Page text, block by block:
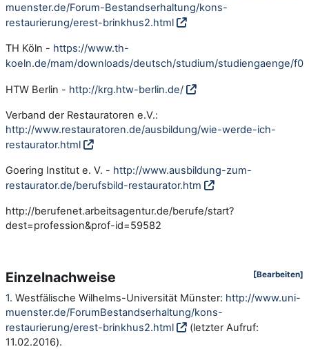
muenster.de/Forum-Bestandserhaltung/kons-
restaurierung/erest-brinkhus2.html
TH Köln - https://www.th-
koeln.de/mam/downloads/deutsch/studium/studiengaenge/
HTW Berlin - http://krg.htw-berlin.de/
Verband der Restauratoren e.V.:
http://www.restauratoren.de/ausbildung/wie-werde-ich-
restaurator.html
Goering Institut e. V. - http://www.ausbildung-zum-
restaurator.de/berufsbild-restaurator.htm
http://berufenet.arbeitsagentur.de/berufe/start?
dest=profession&prof-id=59582
Einzelnachweise [Bearbeiten]
1. Westfälische Wilhelms-Universität Münster: http://www.uni-
muenster.de/ForumBestandserhaltung/kons-
restaurierung/erest-brinkhus2.html
(letzter Aufruf:
11.02.2016).